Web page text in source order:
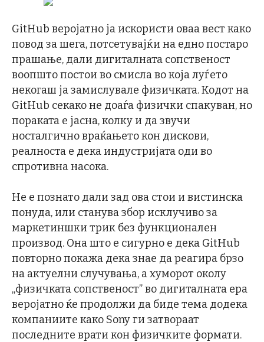
GitHub веројатно ја искористи оваа вест како
повод за шега, потсетувајќи на едно постаро
прашање, дали дигиталната сопственост
воопшто постои во смисла во која луѓето
некогаш ја замислувале физичката. Кодот на
GitHub секако не доаѓа физички спакуван, но
пораката е јасна, колку и да звучи
носталгично враќањето кон дискови,
реалноста е дека индустријата оди во
спротивна насока.
Не е познато дали зад ова стои и вистинска
понуда, или станува збор исклучиво за
маркетиншки трик без функционален
производ. Она што е сигурно е дека GitHub
повторно покажа дека знае да реагира брзо
на актуелни случувања, а хуморот околу
„физичката сопственост” во дигиталната ера
веројатно ќе продолжи да биде тема додека
компаниите како Sony ги затвораат
последните врати кон физичките формати.